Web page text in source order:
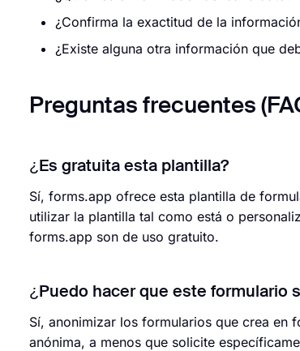
¿Confirma la exactitud de la
¿Existe alguna otra información que
Preguntas frecuentes
¿Es gratuita esta plantilla?
Sí, forms.app ofrece esta plantilla de
utilizar la plantilla tal como está o
forms.app son de uso gratuito.
¿Puedo hacer que este formulario
Sí, anonimizar los formularios que crea en
anónima, a menos que solicite